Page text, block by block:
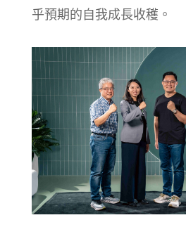
乎預期的自我成長收穫。